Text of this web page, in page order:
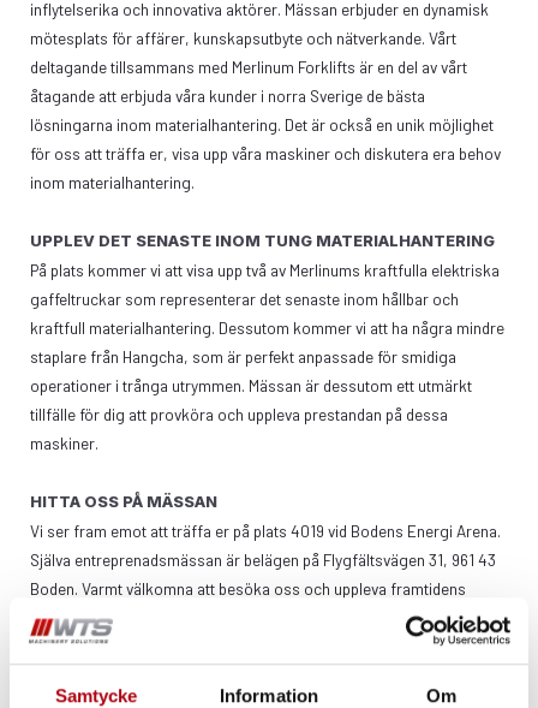
Samtycke Information Om
inflytelserika och innovativa aktörer. Mässan erbjuder en dynamisk
mötesplats för affärer, kunskapsutbyte och nätverkande. Vårt
deltagande tillsammans med Merlinum Forklifts är en del av vårt
åtagande att erbjuda våra kunder i norra Sverige de bästa
lösningarna inom materialhantering. Det är också en unik möjlighet
för oss att träffa er, visa upp våra maskiner och diskutera era behov
inom materialhantering.
‍UPPLEV DET SENASTE INOM TUNG MATERIALHANTERING
På plats kommer vi att visa upp två av Merlinums kraftfulla elektriska
gaffeltruckar som representerar det senaste inom hållbar och
kraftfull materialhantering. Dessutom kommer vi att ha några mindre
staplare från Hangcha, som är perfekt anpassade för smidiga
operationer i trånga utrymmen. Mässan är dessutom ett utmärkt
tillfälle för dig att provköra och uppleva prestandan på dessa
maskiner.
HITTA OSS PÅ MÄSSAN
Vi ser fram emot att träffa er på plats 4019 vid Bodens Energi Arena.
Själva entreprenadsmässan är belägen på Flygfältsvägen 31, 961 43
Boden. Varmt välkomna att besöka oss och uppleva framtidens
materialhantering på Load Up North! Notera att parkeringsavgiften
går direkt till föreningslivet – så genom att besöka oss stöttar du